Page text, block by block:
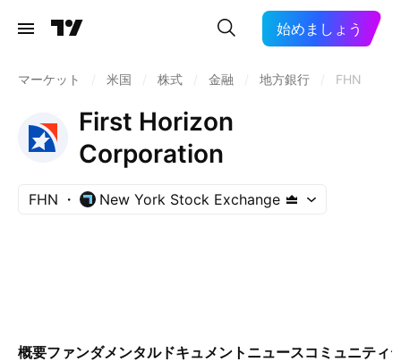
始めましょう
マーケット 米国 株式 金融 地方銀行 FHN
First Horizon
Corporation
FHN New York Stock Exchange
概要ファンダメンタルドキュメント ニュースコミュニティ